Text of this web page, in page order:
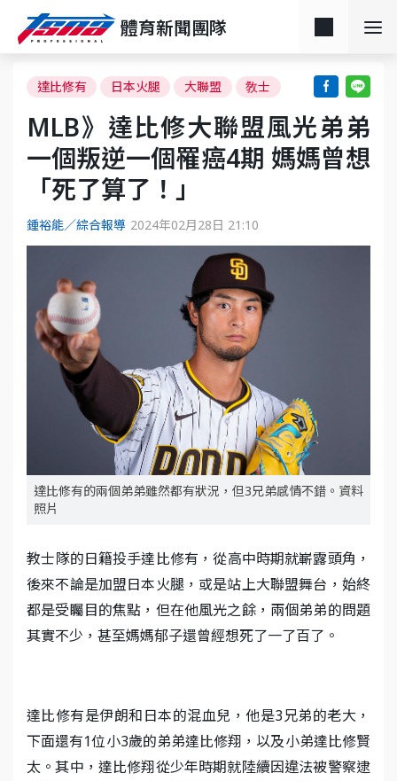
體育新聞團隊
達比修有 日本火腿 大聯盟 敎士
MLB》達比修大聯盟風光弟弟
一個叛逆一個罹癌4期 媽媽曾想
「死了算了！」
鍾裕能／綜合報導 2024年02月28日 21:10
達比修有的兩個弟弟雖然都有狀況，但3兄弟感情不錯。資料
照片
​教士隊的日籍投手達比修有，從高中時期就嶄露頭角，
後來不論是加盟日本火腿，或是站上大聯盟舞台，始終
都是受矚目的焦點，但在他風光之餘，兩個弟弟的問題
其實不少，甚至媽媽郁子還曾經想死了一了百了。
達比修有是伊朗和日本的混血兒，他是3兄弟的老大，
下面還有1位小3歲的弟弟達比修翔，以及小弟達比修賢
太。其中，達比修翔從少年時期就陸續因違法被警察逮